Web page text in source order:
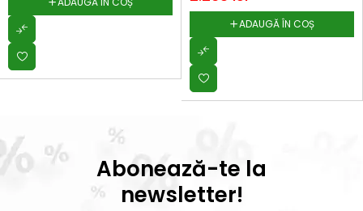
cm tăiere, 7 trepte, sac
colector 60 l
ADAUGĂ ÎN COȘ
Abonează-te la
newsletter!